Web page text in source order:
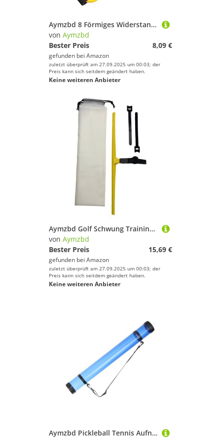
Aymzbd 8 Förmiges Widerstandsband, Übungsschlauchband, Arme, Fitness Klimmzugausrüstung, Brustexpander, für, Bodybuilding, Frauen Und Männer, GELB
von Aymzbd
Bester Preis
8,09 €
gefunden bei Amazon
zuletzt überprüft am 27.09.2025 um 00:03; der
Preis kann sich seitdem geändert haben.
Keine weiteren Anbieter
Aymzbd Golf Schwung Trainingshilfe Golf Putting Trainingshilfe Indoor Outdoor Golf Schwungkorrektur Schlagtraining Griffkontrolle Gerät PP Material für, Gelb
von Aymzbd
Bester Preis
15,69 €
gefunden bei Amazon
zuletzt überprüft am 27.09.2025 um 00:03; der
Preis kann sich seitdem geändert haben.
Keine weiteren Anbieter
Aymzbd Pickleball Tennis Aufnahmeröhre, Ballrückholer, Aufnahmewerkzeug, Greifer, Behälterhalter, Posterröhre für Courtside Gym, 64 cm x 7,3 cm